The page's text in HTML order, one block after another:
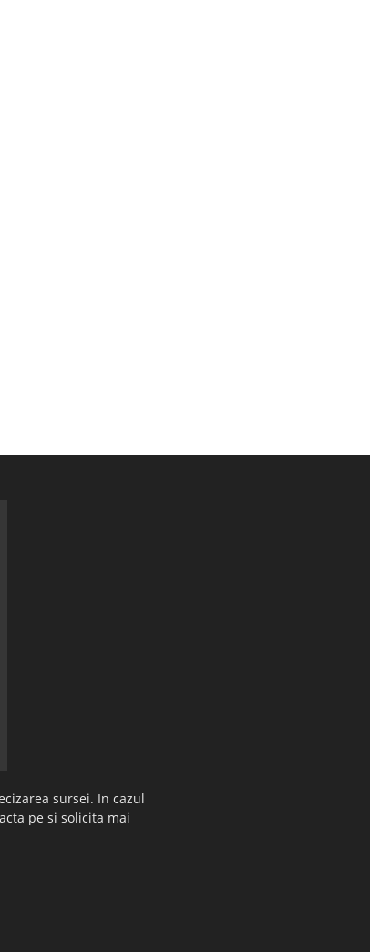
sursei. In cazul
pe si solicita mai